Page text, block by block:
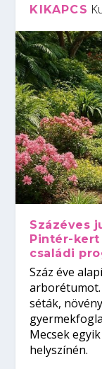
KIKAPCS
Százéves
Pintér-kert
családi
Száz éve
séták,
Mecsek
helyszínén.